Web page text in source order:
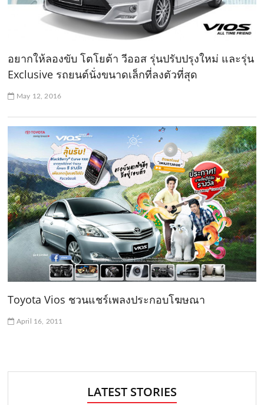
อยากให้ลองขับ โตโยต้า วีออส รุ่นปรับปรุงใหม่ และรุ่น
Exclusive รถยนต์นั่งขนาดเล็กที่ลงตัวที่สุด
May 12, 2016
Toyota Vios ชวนแชร์เพลงประกอบโฆษณา
April 16, 2011
LATEST STORIES